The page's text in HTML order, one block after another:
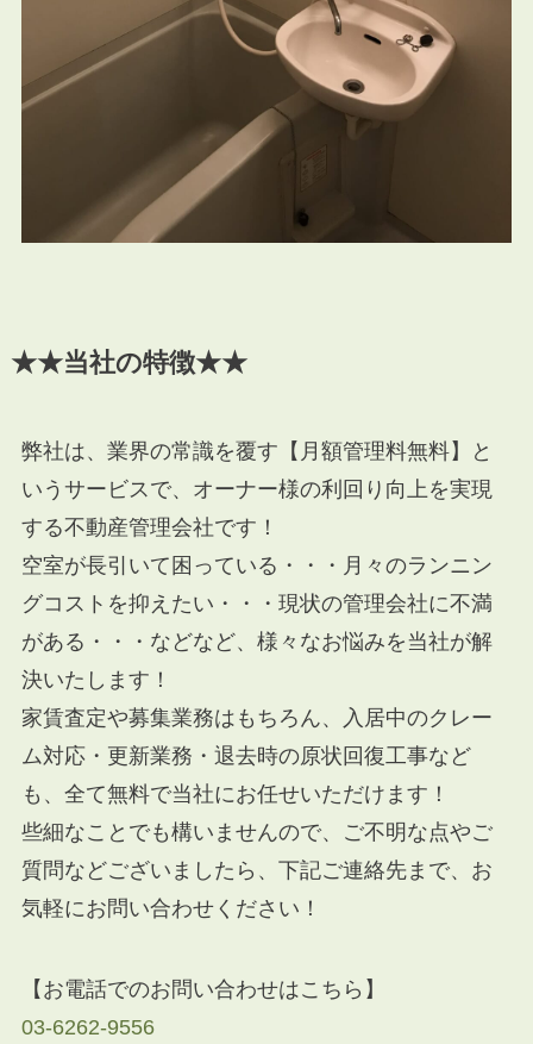
★★当社の特徴★★
弊社は、業界の常識を覆す【月額管理料無料】と
いうサービスで、オーナー様の利回り向上を実現
する不動産管理会社です！
空室が長引いて困っている・・・月々のランニン
グコストを抑えたい・・・現状の管理会社に不満
がある・・・などなど、様々なお悩みを当社が解
決いたします！
家賃査定や募集業務はもちろん、入居中のクレー
ム対応・更新業務・退去時の原状回復工事など
も、全て無料で当社にお任せいただけます！
些細なことでも構いませんので、ご不明な点やご
質問などございましたら、下記ご連絡先まで、お
気軽にお問い合わせください！
【お電話でのお問い合わせはこちら】
03-6262-9556